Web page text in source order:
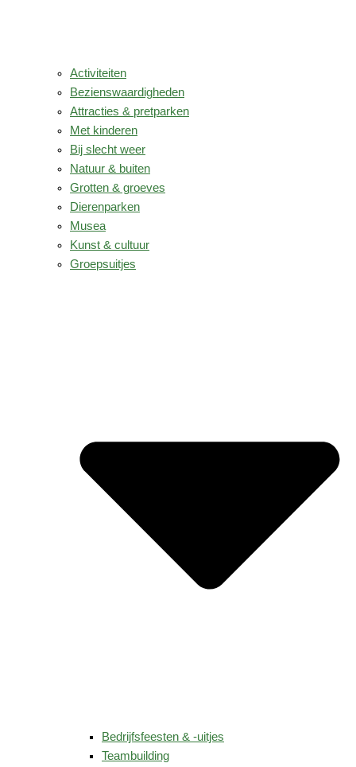
Activiteiten
Bezienswaardigheden
Attracties & pretparken
Met kinderen
Bij slecht weer
Natuur & buiten
Grotten & groeves
Dierenparken
Musea
Kunst & cultuur
Groepsuitjes
Bedrijfsfeesten & -uitjes
Teambuilding